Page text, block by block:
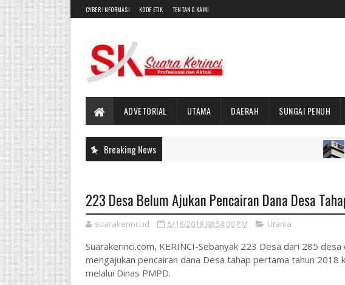
CYBER INFORMASI KODE ETIK TENTANG KAMI
ADVETORIAL UTAMA DAERAH SUNGAI PENUH
Breaking News UTAMA
223 Desa Belum Ajukan Pencairan Dana Desa
suarakerinci.id 5/18/2018 08:54:00 PM Utama
Suarakerinci.com, KERINCI-Sebanyak 223 Desa dari 285
mengajukan pencairan dana Desa tahap pertama tahun
melalui Dinas PMPD.